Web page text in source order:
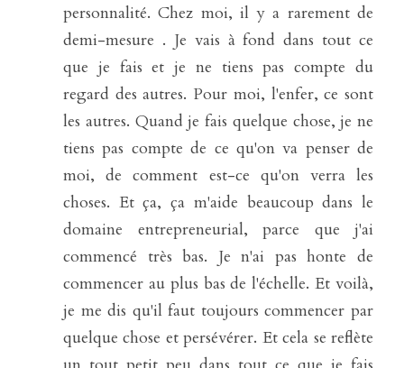
personnalité. Chez moi, il y a rarement de
demi-mesure . Je vais à fond dans tout ce
que je fais et je ne tiens pas compte du
regard des autres. Pour moi, l'enfer, ce sont
les autres. Quand je fais quelque chose, je ne
tiens pas compte de ce qu'on va penser de
moi, de comment est-ce qu'on verra les
choses. Et ça, ça m'aide beaucoup dans le
domaine entrepreneurial, parce que j'ai
commencé très bas. Je n'ai pas honte de
commencer au plus bas de l'échelle. Et voilà,
je me dis qu'il faut toujours commencer par
quelque chose et persévérer. Et cela se reflète